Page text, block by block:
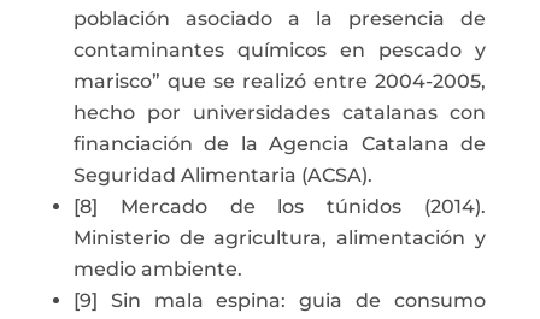
población asociado a la presencia de
contaminantes químicos en pescado y
marisco” que se realizó entre 2004-2005,
hecho por universidades catalanas con
financiación de la Agencia Catalana de
Seguridad Alimentaria (ACSA).
[8] Mercado de los túnidos (2014).
Ministerio de agricultura, alimentación y
medio ambiente.
[9] Sin mala espina: guia de consumo